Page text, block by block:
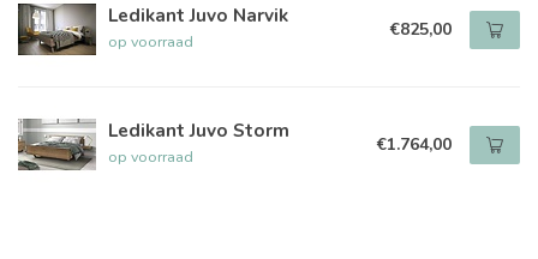
Ledikant Juvo Narvik
op voorraad €825,00
Ledikant Juvo Storm
op voorraad €1.764,00